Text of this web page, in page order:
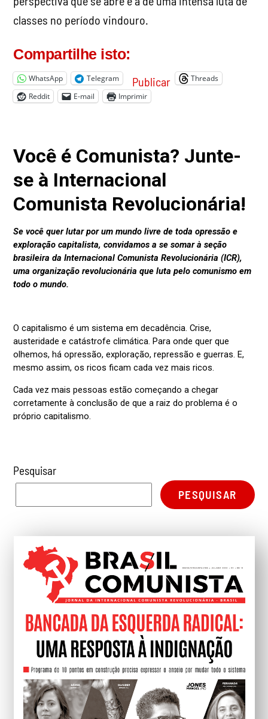
classes no período vindouro.
Compartilhe isto:
WhatsApp Telegram Publicar
Threads
Reddit
E-mail Imprimir
Pesquisar
PESQUISAR